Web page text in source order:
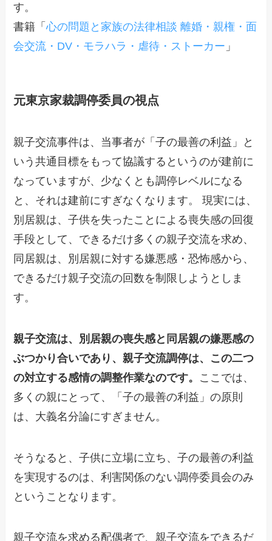
す。
書籍「心の問題と家族の法律相談 離婚・親権・面
会交流・DV・モラハラ・虐待・ストーカー 」
元東京家裁調停委員の視点
親子交流事件は、当事者が「子の最善の利益」と
いう共通目標をもって協議するというのが建前に
なっていますが、少なくとも調停レベルになる
と、それは建前にすぎなくなります。 現実には、
別居親は、子供を失ったことによる喪失感の回復
手段として、できるだけ多くの親子交流を求め、
同居親は、別居親に対する嫌悪感・恐怖感から、
できるだけ親子交流の回数を制限しようとしま
す。
親子交流は、別居親の喪失感と同居親の嫌悪感の
ぶつかり合いであり、親子交流調停は、この二つ
の対立する感情の調整作業なのです。 ここでは、
多くの親にとって、「子の最善の利益」の原則
は、大義名分論にすぎません。
そうなると、子供に立場に立ち、子の最善の利益
を実現するのは、利害関係のない調停委員会のみ
ということなります。
親子交流を求める配偶者で、親子交流をできるだ